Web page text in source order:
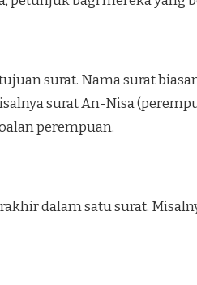
surat. Nama surat
surat An-Nisa
perempuan.
dalam satu surat.